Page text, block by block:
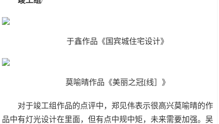
于鑫作品《国宾城住宅设计》
莫喻晴作品《美丽之冠[线］》
对于竣工组作品的点评中，郑见伟表示很高兴莫喻晴的作
品中有灯光设计在里面，但有点中规中矩，未来需要加强。吴